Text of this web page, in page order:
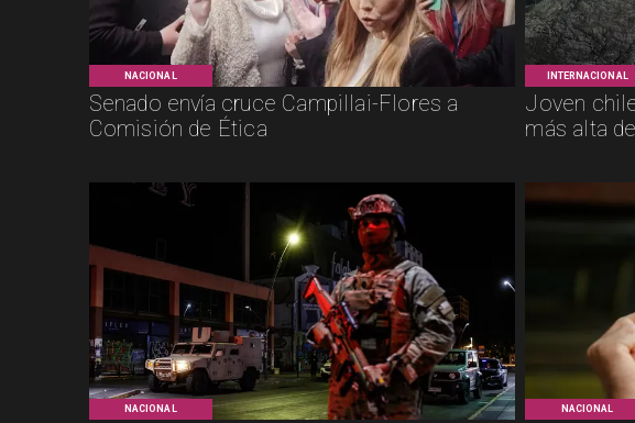
NACIONAL
Senado envía cruce Campillai-Flores a
Comisión de Ética
INTERNACIONAL
Joven
más alta
NACIONAL NACIONAL